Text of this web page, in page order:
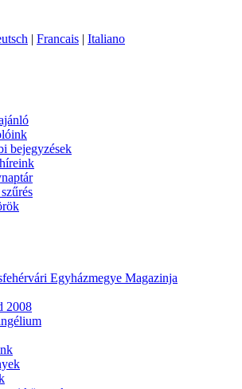
| Francais | Italiano
bejegyzések
Egyházmegye Magazinja
2008